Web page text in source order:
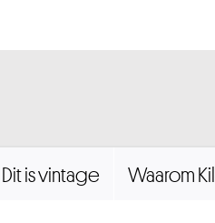
Dit is vintage Waarom